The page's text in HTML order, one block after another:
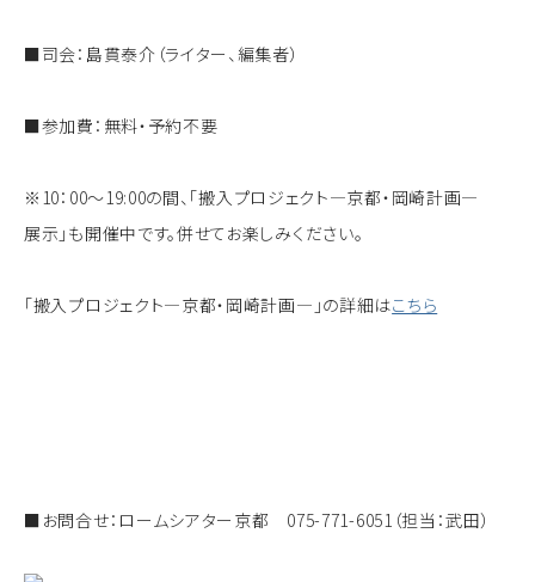
■司会：島貫泰介（ライター、編集者）
■参加費：無料・予約不要
※10：00～19:00の間、「搬入プロジェクト―京都・岡崎計画―
展示」も開催中です。併せてお楽しみください。
「搬入プロジェクト―京都・岡崎計画―」の詳細はこちら
■お問合せ：ロームシアター京都 075-771-6051（担当：武田）